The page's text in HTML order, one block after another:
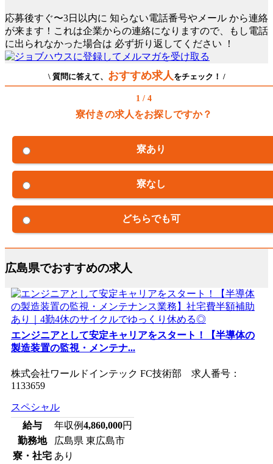
応募後すぐ〜3日以内に 知らない電話番号やメール から連絡
が来ます！これは企業からの連絡になりますので、もし電話
に出られなかった場合は 必ず折り返してください ！
\ 質問に答えて、 おすすめ求人をチェック！ /
1 / 4
寮付きの求人をお探しですか？
寮あり
寮なし
どちらでも可
広島県でおすすめの求人
エンジニアとして安定キャリアをスタート！【半導体の
製造装置の監視・メンテナ...
株式会社ワールドインテック FC技術部 求人番号：
1133659
スペシャル
給与
年収例4,860,000円
勤務地
広島県 東広島市
寮・社宅 あり